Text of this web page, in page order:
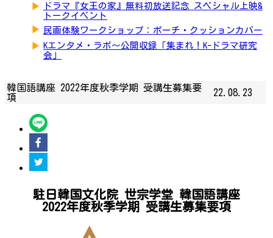
▶
ドラマ『女王の家』無料初放送記念 スペシャル上映&
トークイベント
▶ 民画体験ワークショップ：ポーチ・クッションカバー
▶ Kエンタメ・ラボ～公開収録「集まれ！K-ドラマ研究
会」
韓国語講座 2022年度秋季学期 受講生募集要
項
22.08.23
駐日韓国文化院 世宗学堂 韓国語講座
2022年度秋季学期 受講生募集要項